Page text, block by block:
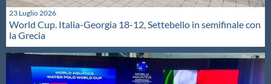
23 Luglio 2026
World Cup. Italia-Georgia 18-12, Settebello in semifinale con
la Grecia